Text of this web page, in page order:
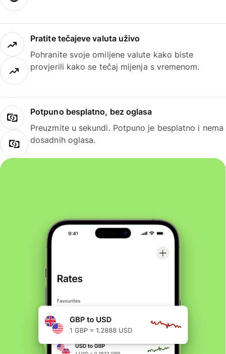
Pratite tečajeve valuta uživo
Pohranite svoje omiljene valute kako biste
provjerili kako se tečaj mijenja s vremenom.
Potpuno besplatno, bez oglasa
Preuzmite u sekundi. Potpuno je besplatno i nema
dosadnih oglasa.